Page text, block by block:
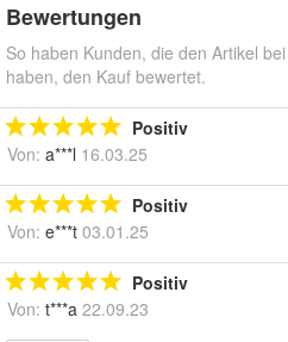
Bewertungen
So haben Kunden, die den Artikel
haben, den Kauf bewertet.
Positiv
Von: a***l 16.03.25
Positiv
Von: e***t 03.01.25
Positiv
Von: t***a 22.09.23